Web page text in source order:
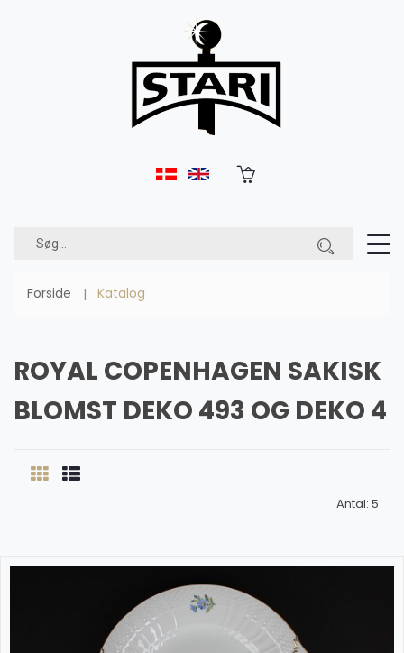
Forside Katalog
ROYAL COPENHAGEN SAKISK
BLOMST DEKO 493 OG DEKO 4
Antal: 5